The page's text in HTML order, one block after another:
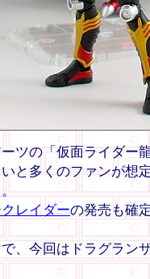
の「仮面ライダー
多くのファンが想
レイダーの発売も確
、今回はドラグラン